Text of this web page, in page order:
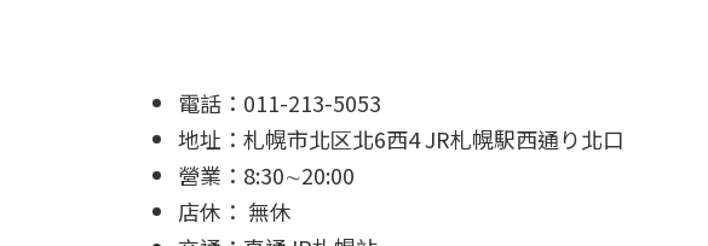
電話：011-213-5053
地址：札幌市北区北6西4 JR札幌駅西通り北口
營業：8:30∼20:00
店休： 無休